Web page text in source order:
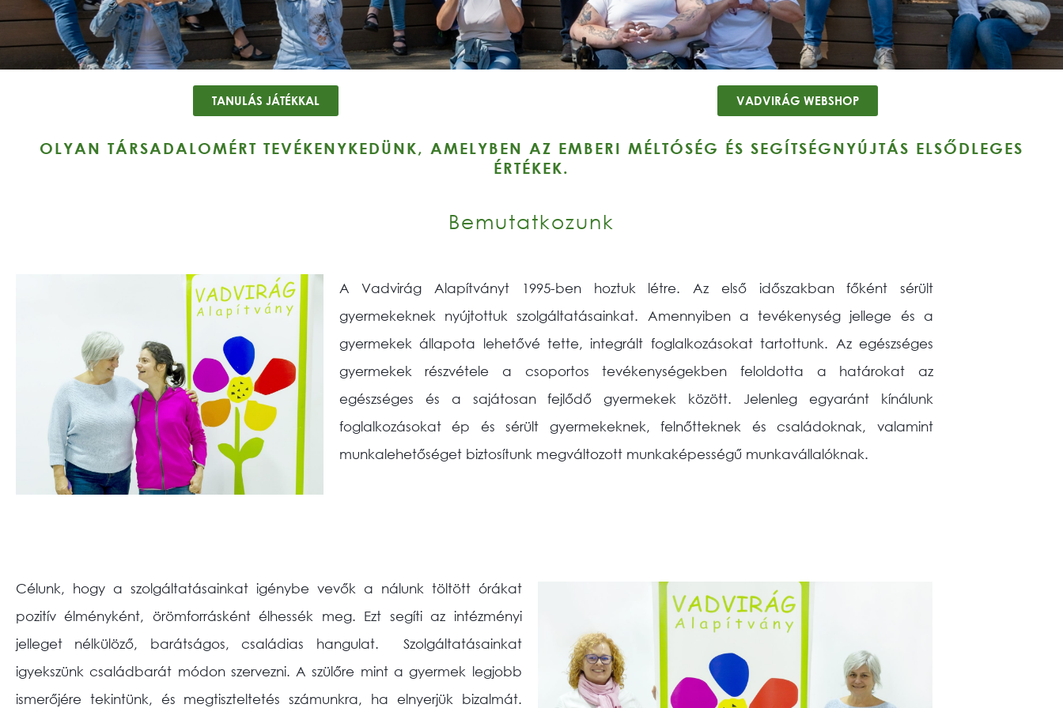
TANULÁS JÁTÉKKAL VADVIRÁG WEBSHOP
OLYAN TÁRSADALOMÉRT TEVÉKENYKEDÜNK, AMELYBEN AZ EMBERI MÉLTÓSÉG ÉS SEGÍTSÉGNYÚJTÁS ELSŐDLEGES
ÉRTÉKEK.
Bemutatkozunk
A Vadvirág Alapítványt 1995-ben hoztuk létre. Az első időszakban főként sérült
gyermekeknek nyújtottuk szolgáltatásainkat. Amennyiben a tevékenység jellege és a
gyermekek állapota lehetővé tette, integrált foglalkozásokat tartottunk. Az egészséges
gyermekek részvétele a csoportos tevékenységekben feloldotta a határokat az
egészséges és a sajátosan fejlődő gyermekek között. Jelenleg egyaránt kínálunk
foglalkozásokat ép és sérült gyermekeknek, felnőtteknek és családoknak, valamint
munkalehetőséget biztosítunk megváltozott munkaképességű munkavállalóknak.
Célunk, hogy a szolgáltatásainkat igénybe vevők a nálunk töltött órákat
pozitív élményként, örömforrásként élhessék meg. Ezt segíti az intézményi
jelleget nélkülöző, barátságos, családias hangulat. Szolgáltatásainkat
igyekszünk családbarát módon szervezni. A szülőre mint a gyermek legjobb
ismerőjére tekintünk, és megtiszteltetés számunkra, ha elnyerjük bizalmát.